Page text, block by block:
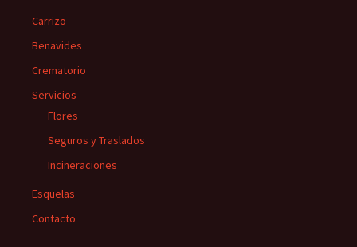
Carrizo
Benavides
Crematorio
Servicios
Flores
Seguros y Traslados
Incineraciones
Esquelas
Contacto